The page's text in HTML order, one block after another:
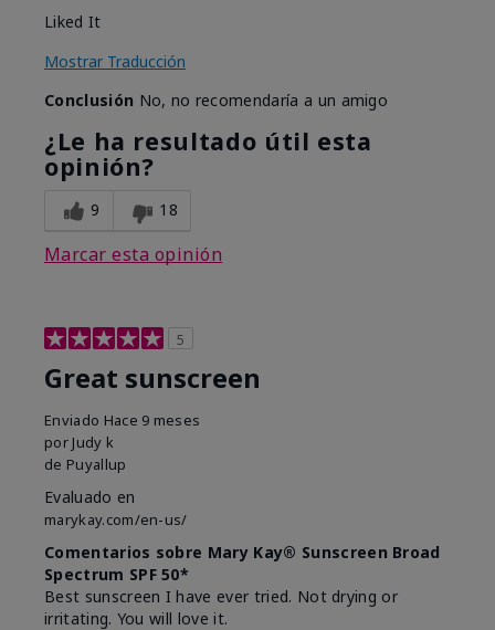
Liked It
Mostrar Traducción
Conclusión No, no recomendaría a un amigo
¿Le ha resultado útil esta
opinión?
9 18
Marcar esta opinión
5
Great sunscreen
Enviado Hace 9 meses
por Judy k
de Puyallup
Evaluado en
marykay.com/en-us/
Comentarios sobre Mary Kay® Sunscreen Broad
Spectrum SPF 50*
Best sunscreen I have ever tried. Not drying or
irritating. You will love it.